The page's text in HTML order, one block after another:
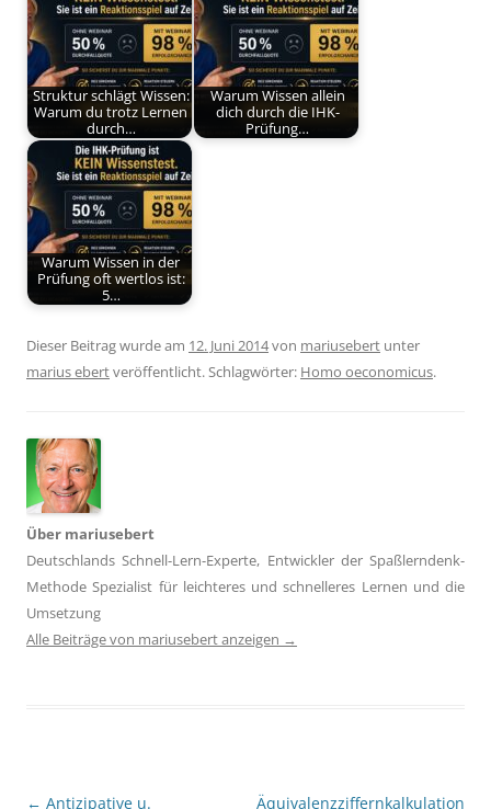
Struktur schlägt Wissen:
Warum du trotz Lernen
durch…
Warum Wissen allein
dich durch die IHK-
Prüfung…
Warum Wissen in der
Prüfung oft wertlos ist:
5…
Dieser Beitrag wurde am 12. Juni 2014von mariusebert unter
marius ebertveröffentlicht. Schlagwörter: Homo oeconomicus.
Über mariusebert
Deutschlands Schnell-Lern-Experte, Entwickler der Spaßlerndenk-
Methode Spezialist für leichteres und schnelleres Lernen und die
Umsetzung
Alle Beiträge von mariusebert anzeigen →
Beitragsnavigation
← Antizipative u. Äquivalenzziffernkalkulation